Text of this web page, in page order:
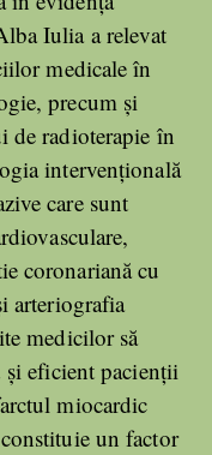
Iulia a relevat
medicale în
precum și
de radioterapie în
intervențională
care sunt
coronariană cu
arteriografia
medicilor să
și eficient pacienții
miocardic
un factor